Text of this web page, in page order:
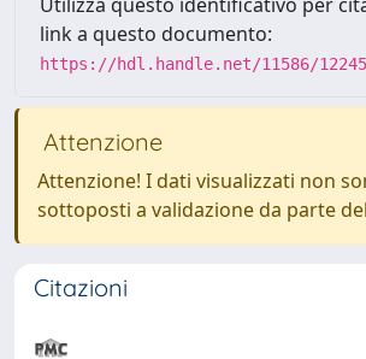
link a questo documento:
https://hdl.handle.net/11586/12245
Attenzione
Attenzione! I dati visualizzati non
sottoposti a validazione da parte
Citazioni